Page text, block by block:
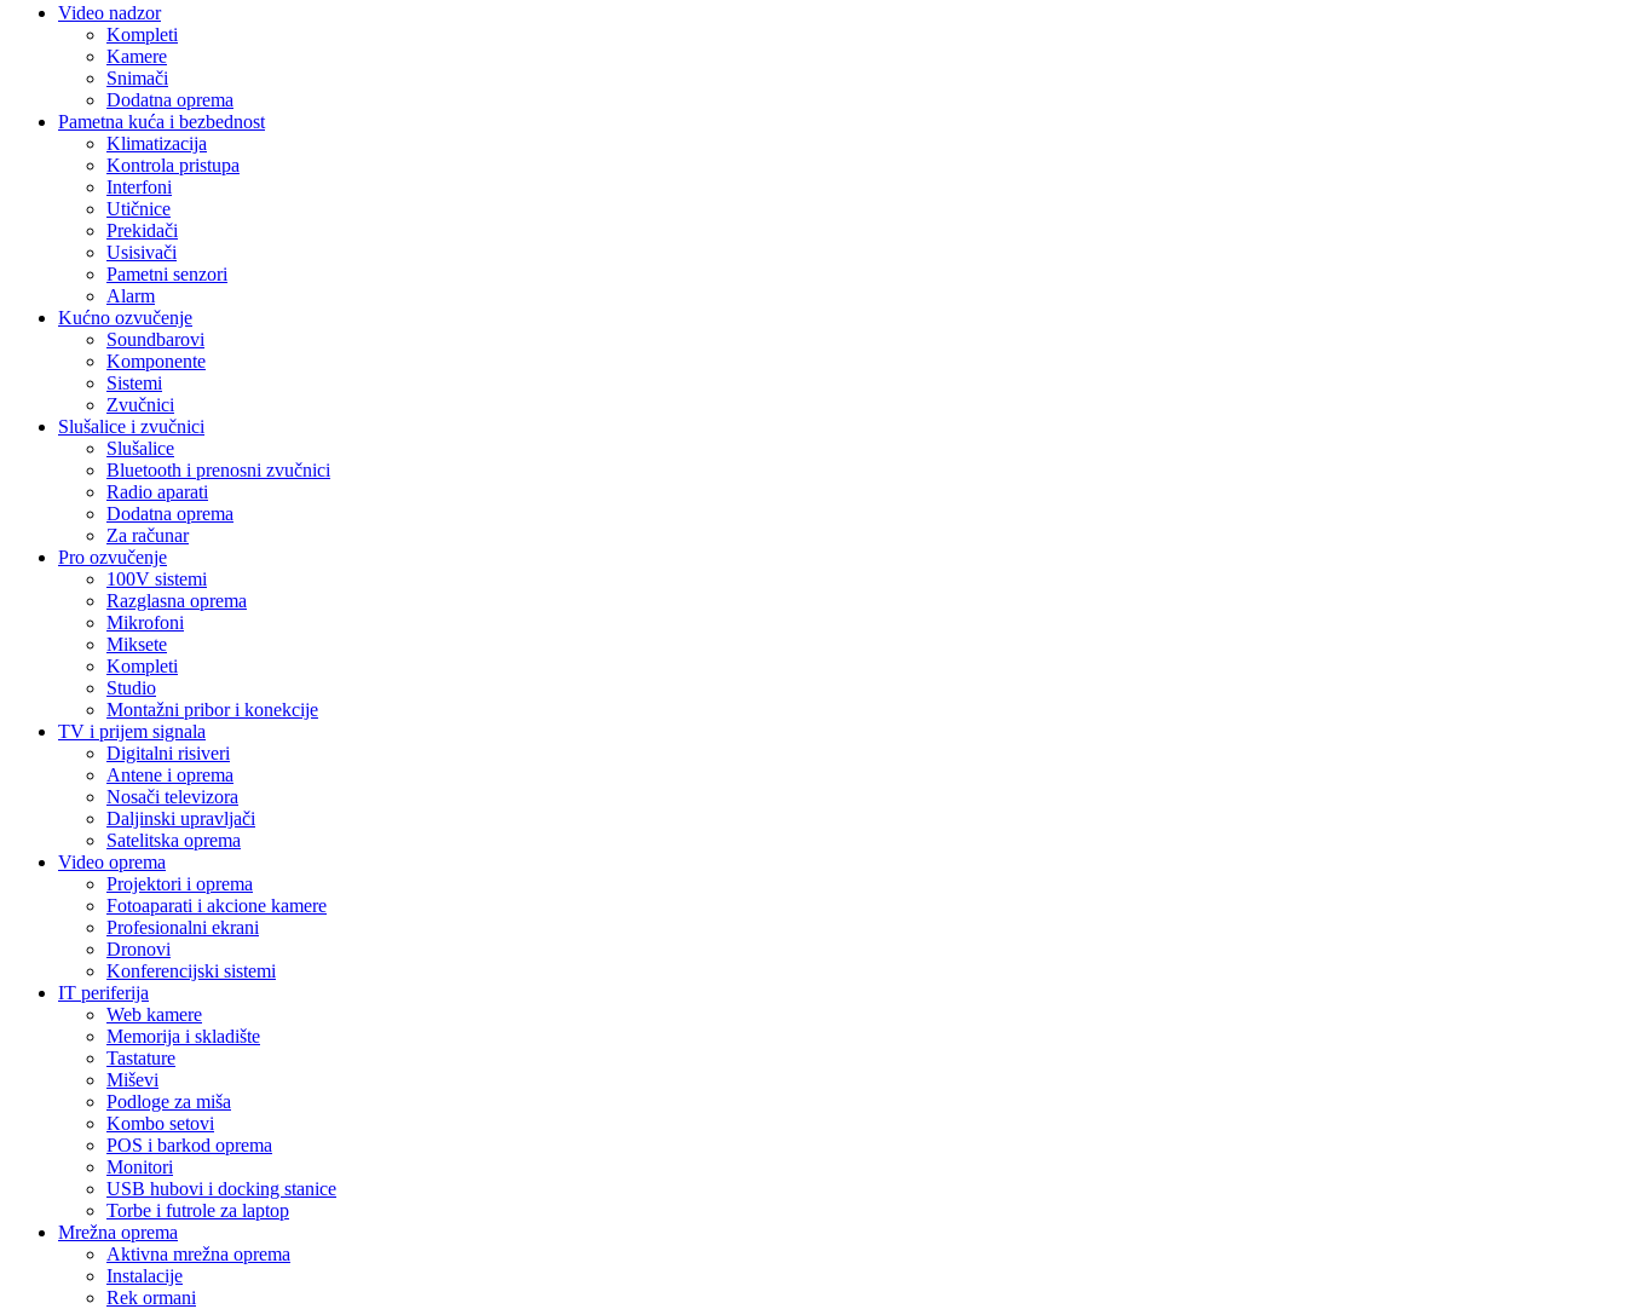
Video nadzor
Kompleti
Kamere
Snimači
Dodatna oprema
Pametna kuća i bezbednost
Klimatizacija
Kontrola pristupa
Interfoni
Utičnice
Prekidači
Usisivači
Pametni senzori
Alarm
Kućno ozvučenje
Soundbarovi
Komponente
Sistemi
Zvučnici
Slušalice i zvučnici
Slušalice
Bluetooth i prenosni zvučnici
Radio aparati
Dodatna oprema
Za računar
Pro ozvučenje
100V sistemi
Razglasna oprema
Mikrofoni
Miksete
Kompleti
Studio
Montažni pribor i konekcije
TV i prijem signala
Digitalni risiveri
Antene i oprema
Nosači televizora
Daljinski upravljači
Satelitska oprema
Video oprema
Projektori i oprema
Fotoaparati i akcione kamere
Profesionalni ekrani
Dronovi
Konferencijski sistemi
IT periferija
Web kamere
Memorija i skladište
Tastature
Miševi
Podloge za miša
Kombo setovi
POS i barkod oprema
Monitori
USB hubovi i docking stanice
Torbe i futrole za laptop
Mrežna oprema
Aktivna mrežna oprema
Instalacije
Rek ormani